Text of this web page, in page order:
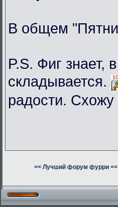
В общем
P.S. Фиг знает,
складывается.
радости. Схожу
<< Лучший форум фурри